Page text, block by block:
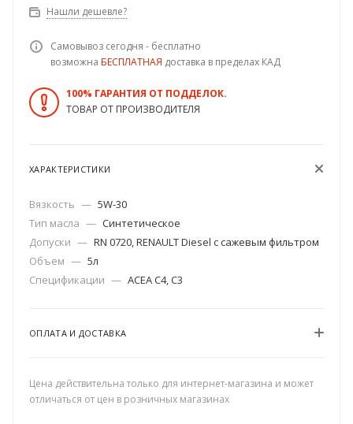
Нашли дешевле?
Самовывоз сегодня - бесплатно
возможна БЕСПЛАТНАЯ доставка в пределах КАД
100% ГАРАНТИЯ ОТ ПОДДЕЛОК.
ТОВАР ОТ ПРОИЗВОДИТЕЛЯ
ХАРАКТЕРИСТИКИ
Вязкость — 5W-30
Тип масла — Синтетическое
Допуски — RN 0720, RENAULT Diesel с сажевым фильтром
Объем — 5л
Спецификации — ACEA C4, C3
ОПЛАТА И ДОСТАВКА
Цена действительна только для интернет-магазина и может
отличаться от цен в розничных магазинах